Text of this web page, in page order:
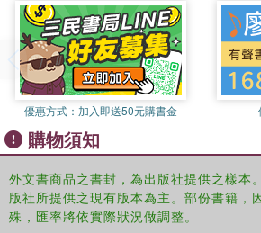
and bigger programs. Alongside
presents seven steps to make sure
eight disciplines to ensure programs
and a communications approach to
responsibility and accountability, all
inspiring case studies from his own
experience and other organizations’
Staff and volunteers at registered
world, as well as any individual or
more informally, will value this guide
優惠方式： 加入即送50元購書金
購物須知
外文書商品之書封，為出版社提供之樣本
版社所提供之現有版本為主。部份書籍，
殊，匯率將依實際狀況做調整。